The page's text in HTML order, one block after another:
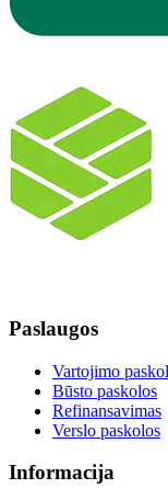
Paslaugos
Vartojimo
Būsto paskolos
Refinansavimas
Verslo paskolos
Informacija